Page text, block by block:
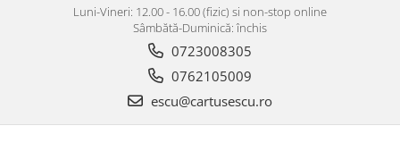
Luni-Vineri: 12.00 - 16.00 (fizic) si non-stop online
Sâmbătă-Duminică: închis
0723008305
0762105009
escu@cartusescu.ro